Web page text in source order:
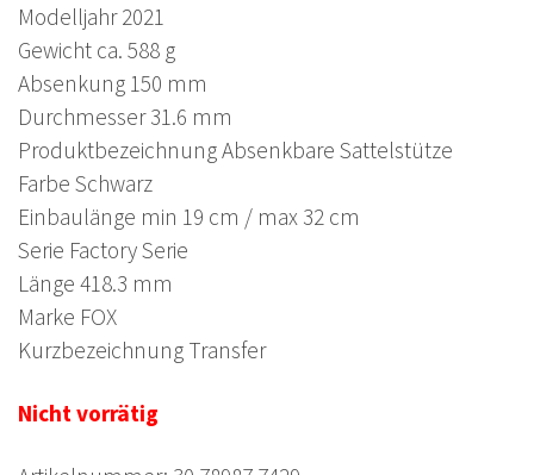
Modelljahr 2021
Gewicht ca. 588 g
Absenkung 150 mm
Durchmesser 31.6 mm
Produktbezeichnung Absenkbare Sattelstütze
Farbe Schwarz
Einbaulänge min 19 cm / max 32 cm
Serie Factory Serie
Länge 418.3 mm
Marke FOX
Kurzbezeichnung Transfer
Nicht vorrätig